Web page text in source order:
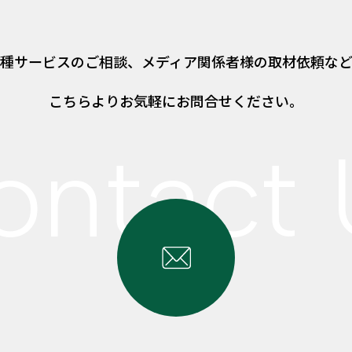
サービスのご相談、 メディア関係者様の取材依頼な
こちらよりお気軽にお問合せください。